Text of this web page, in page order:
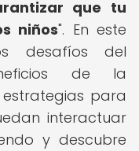
que tu
niños". En este
desafíos del
de la
para
interactuar
y descubre